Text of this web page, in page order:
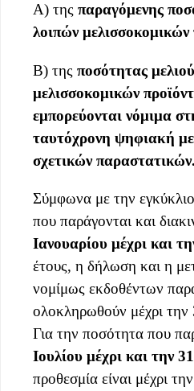
Α) της παραγόμενης
λοιπών μελισσοκομικών
Β) της ποσότητας
μελισσοκομικών
εμπορεύονται νόμιμα
ταυτόχρονη ψηφιακή
σχετικών παραστατικών.
Σύμφωνα με την
που παράγονται και
Ιανουαρίου μέχρι και
έτους, η δήλωση και η
νομίμως εκδοθέντων
ολοκληρωθούν μέχρι την
Για την ποσότητα που
Ιουλίου μέχρι και την
προθεσμία είναι μέχρι